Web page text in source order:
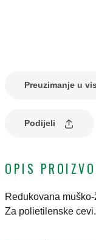
Preuzimanje u
Podijeli
OPIS
Redukovana
Za polietilenske cevi.